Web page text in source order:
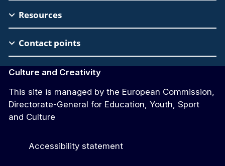
Footer
Resources
Contact points
Culture and Creativity
This site is managed by the European Commission,
Directorate-General for Education, Youth, Sport
and Culture
Accessibility statement